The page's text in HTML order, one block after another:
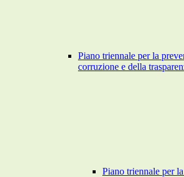
Piano triennale per la
corruzione e della
Piano triennale per